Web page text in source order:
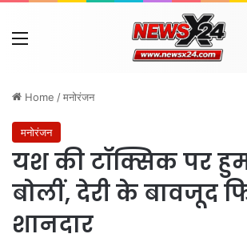
Menu
Home /मनोरंजन
मनोरंजन
यश की टॉक्सिक पर
बोलीं, देरी के बावजूद
शानदार